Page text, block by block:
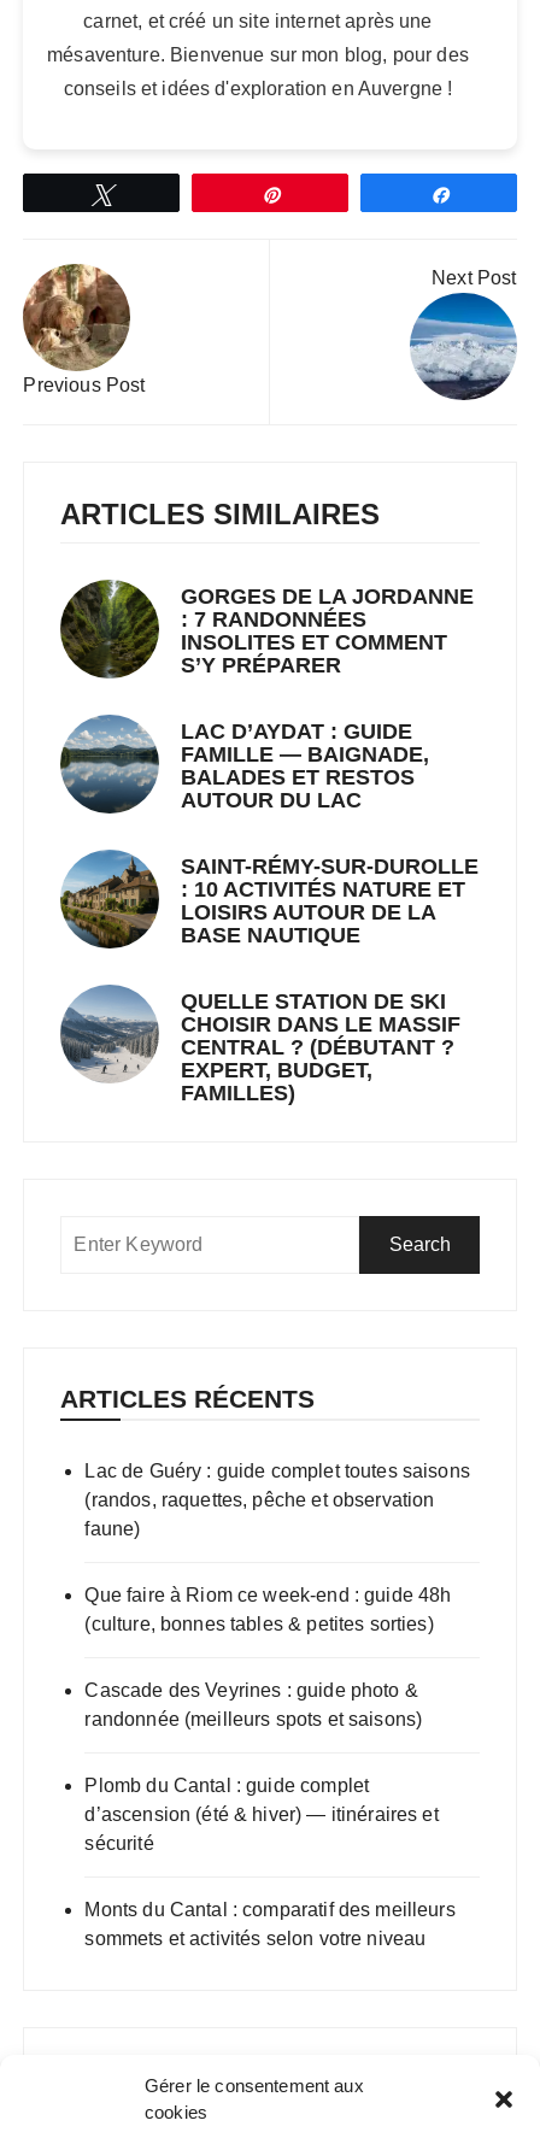
Gérer le consentement aux
cookies
carnet, et créé un site internet après une
mésaventure. Bienvenue sur mon blog, pour des
conseils et idées d'exploration en Auvergne !
Navigation
de
l’article
Previous Post
Next Post
ARTICLES SIMILAIRES
GORGES DE LA JORDANNE
: 7 RANDONNÉES
INSOLITES ET COMMENT
S’Y PRÉPARER
LAC D’AYDAT : GUIDE
FAMILLE — BAIGNADE,
BALADES ET RESTOS
AUTOUR DU LAC
SAINT-RÉMY-SUR-DUROLLE
: 10 ACTIVITÉS NATURE ET
LOISIRS AUTOUR DE LA
BASE NAUTIQUE
QUELLE STATION DE SKI
CHOISIR DANS LE MASSIF
CENTRAL ? (DÉBUTANT ?
EXPERT, BUDGET,
FAMILLES)
ARTICLES RÉCENTS
Lac de Guéry : guide complet toutes saisons
(randos, raquettes, pêche et observation
faune)
Que faire à Riom ce week-end : guide 48h
(culture, bonnes tables & petites sorties)
Cascade des Veyrines : guide photo &
randonnée (meilleurs spots et saisons)
Plomb du Cantal : guide complet
d’ascension (été & hiver) — itinéraires et
sécurité
Monts du Cantal : comparatif des meilleurs
sommets et activités selon votre niveau